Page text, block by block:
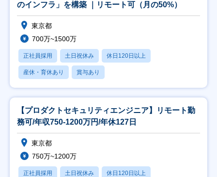
のインフラ」を構築 ｜リモート可（月の50%）
東京都
700万~1500万
正社員採用 土日祝休み 休日120日以上
産休・育休あり 賞与あり
【プロダクトセキュリティエンジニア】リモート勤
務可/年収750-1200万円/年休127日
東京都
750万~1200万
正社員採用 土日祝休み 休日120日以上